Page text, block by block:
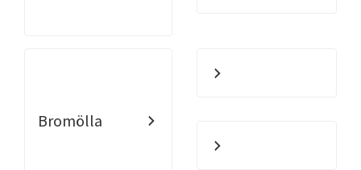
Bromölla